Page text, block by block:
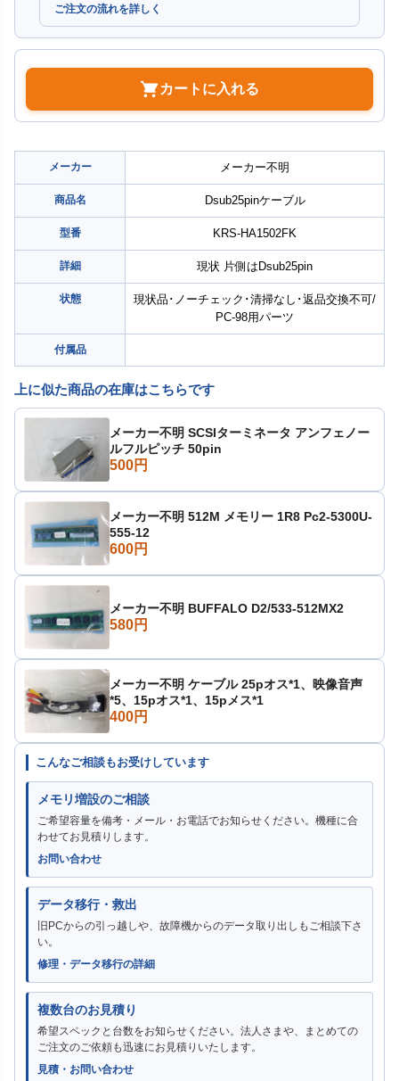
ご注文の流れを詳しく
カートに入れる
メーカー メーカー不明
商品名 Dsub25pinケーブル
型番 KRS-HA1502FK
詳細 現状 片側はDsub25pin
状態
現状品･ノーチェック･清掃なし･返品交換不可/
PC-98用パーツ
付属品
上に似た商品の在庫はこちらです
メーカー不明 SCSIターミネータ アンフェノー
ルフルピッチ 50pin
500円
メーカー不明 512M メモリー 1R8 Pc2-5300U-
555-12
600円
メーカー不明 BUFFALO D2/533-512MX2
580円
メーカー不明 ケーブル 25pオス*1、映像音声
*5、15pオス*1、15pメス*1
400円
こんなご相談もお受けしています
メモリ増設のご相談
ご希望容量を備考・メール・お電話でお知らせください。機種に合
わせてお見積りします。
お問い合わせ
データ移行・救出
旧PCからの引っ越しや、故障機からのデータ取り出しもご相談下さ
い。
修理・データ移行の詳細
複数台のお見積り
希望スペックと台数をお知らせください。法人さまや、まとめての
ご注文のご依頼も迅速にお見積りいたします。
見積・お問い合わせ